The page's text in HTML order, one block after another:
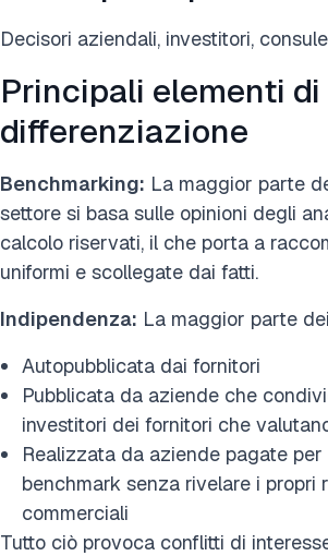
Decisori aziendali, investitori,
Principali elementi di
differenziazione
Benchmarking: La maggior parte
settore si basa sulle opinioni degli
calcolo riservati, il che porta a
uniformi e scollegate dai fatti.
Indipendenza: La maggior parte
Autopubblicata dai fornitori
Pubblicata da aziende che
investitori dei fornitori che
Realizzata da aziende pagate
benchmark senza rivelare i propri
commerciali
Tutto ciò provoca conflitti di